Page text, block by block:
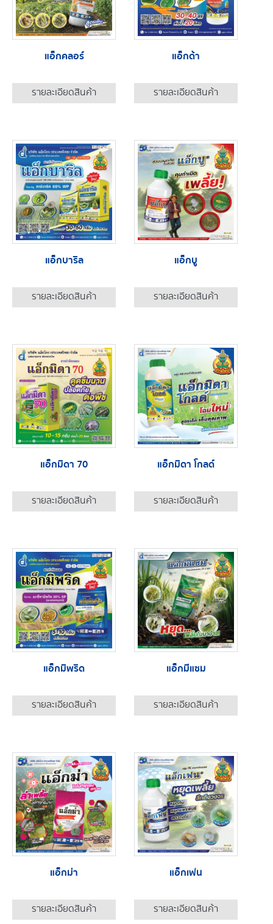
แอ็กคลอร์
รายละเอียดสินค้า
แอ็กด้า
รายละเอียดสินค้า
แอ็กบาริล
รายละเอียดสินค้า
แอ็กบู
รายละเอียดสินค้า
แอ็กมิดา 70
รายละเอียดสินค้า
แอ็กมิดา โกลด์
รายละเอียดสินค้า
แอ็กมิพริด
รายละเอียดสินค้า
แอ็กมีแซม
รายละเอียดสินค้า
แอ็กม่า
รายละเอียดสินค้า
แอ็กเฟน
รายละเอียดสินค้า